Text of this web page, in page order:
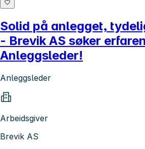
Solid på anlegget,
- Brevik AS søker erfaren
Anleggsleder!
Anleggsleder
Arbeidsgiver
Brevik AS